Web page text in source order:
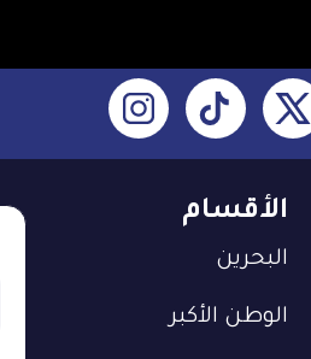
الأقسام
البحرين
الوطن الأكبر